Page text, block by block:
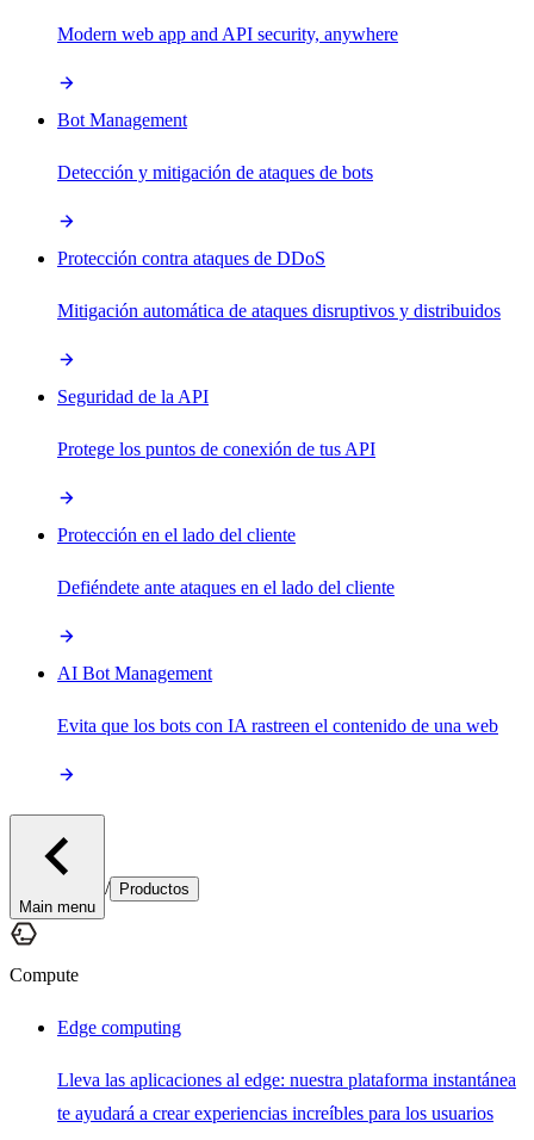
Modern web app and API security, anywhere
Bot Management
Detección y mitigación de ataques de bots
Protección contra ataques de DDoS
Mitigación automática de ataques disruptivos y distribuidos
Seguridad de la API
Protege los puntos de conexión de tus API
Protección en el lado del cliente
Defiéndete ante ataques en el lado del cliente
AI Bot Management
Evita que los bots con IA rastreen el contenido de una web
Main menu
/ Productos
Compute
Edge computing
Lleva las aplicaciones al edge: nuestra plataforma instantánea
te ayudará a crear experiencias increíbles para los usuarios